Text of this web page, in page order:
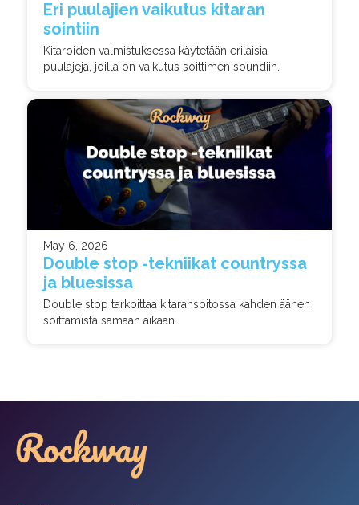
Eri puulajien vaikutus kitaran
sointiin
Kitaroiden valmistuksessa käytetään erilaisia
puulajeja, joilla on vaikutus soittimen soundiin.
May 6, 2026
Double stop -tekniikat countryssa
ja bluesissa
Double stop tarkoittaa kitaransoitossa kahden äänen
soittamista samaan aikaan.